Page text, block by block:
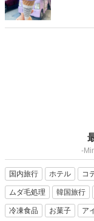
-
国内旅行 ホテル コ
ムダ毛処理 韓国旅行
冷凍食品 お菓子 ア